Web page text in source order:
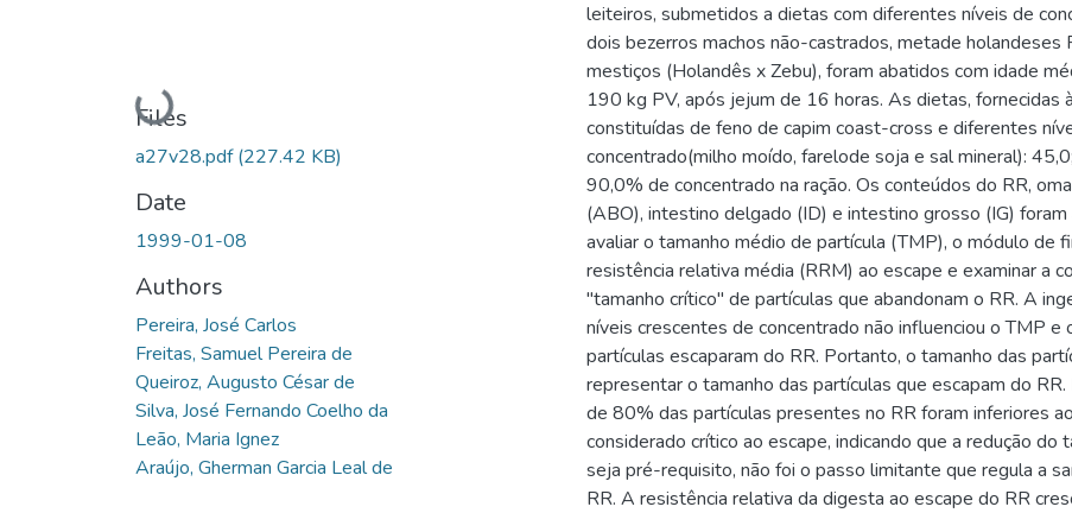
Loading...
Files
a27v28.pdf(227.42 KB)
Date
1999-01-08
Authors
Pereira, José Carlos
Freitas, Samuel Pereira de
Queiroz, Augusto César de
Silva, José Fernando Coelho da
Leão, Maria Ignez
Araújo, Gherman Garcia Leal de
leiteiros, submetidos a dietas com diferentes níveis de
dois bezerros machos não-castrados, metade holandeses
mestiços (Holandês x Zebu), foram abatidos com idade
190 kg PV, após jejum de 16 horas. As dietas, fornecidas
constituídas de feno de capim coast-cross e diferentes
concentrado(milho moído, farelode soja e sal mineral):
90,0% de concentrado na ração. Os conteúdos do RR,
(ABO), intestino delgado (ID) e intestino grosso (IG)
avaliar o tamanho médio de partícula (TMP), o módulo de
resistência relativa média (RRM) ao escape e examinar a
"tamanho crítico" de partículas que abandonam o RR. A
níveis crescentes de concentrado não influenciou o TMP e
partículas escaparam do RR. Portanto, o tamanho das
representar o tamanho das partículas que escapam do
de 80% das partículas presentes no RR foram inferiores
considerado crítico ao escape, indicando que a redução do
seja pré-requisito, não foi o passo limitante que regula a
RR. A resistência relativa da digesta ao escape do RR